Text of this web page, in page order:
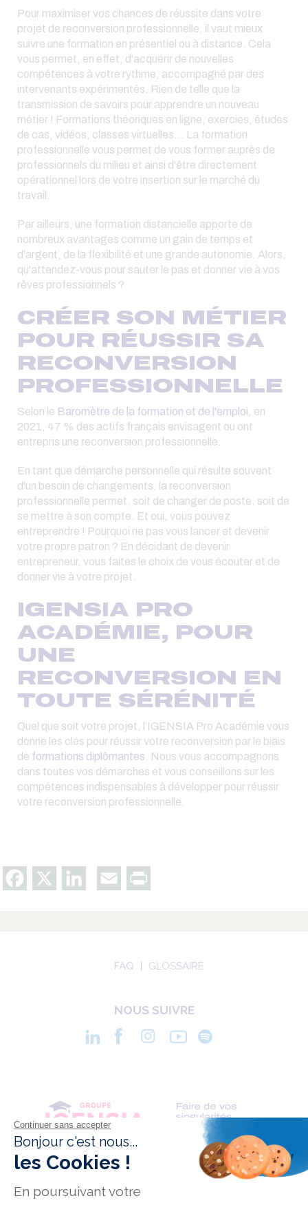
Pour maximiser vos chances de réussite dans votre
projet de reconversion professionnelle, il vaut mieux
suivre une formation en présentiel ou à distance. Cela
vous permet, en effet, d'acquérir de nouvelles
compétences à votre rythme, accompagné par des
intervenants expérimentés. Rien de telle que la
transmission de savoirs pour apprendre un nouveau
métier ! Formations théoriques en ligne, exercies, études
de cas, vidéos, classes virtuelles… La formation
professionnelle vous permet de vous former auprès de
professionnels du milieu et ainsi d'être directement
opérationnel lors de votre insertion sur le marché du
travail.
Par ailleurs, une formation distancielle apporte de
nombreux avantages comme un gain de temps et
d'argent, de la flexibilité et une grande autonomie. Alors,
qu'attendez-vous pour sauter le pas et donner vie à vos
rêves professionnels ?
CRÉER SON MÉTIER
POUR RÉUSSIR SA
RECONVERSION
PROFESSIONNELLE
Selon le Baromètre de la formation et de l'emploi, en
2021, 47 % des actifs français envisagent ou ont
entrepris une reconversion professionnelle.
En tant que démarche personnelle qui résulte souvent
d'un besoin de changements, la reconversion
professionnelle permet, soit de changer de poste, soit de
se mettre à son compte. Et oui, vous pouvez
entreprendre ! Pourquoi ne pas vous lancer et devenir
votre propre patron ? En décidant de devenir
entrepreneur, vous faites le choix de vous écouter et de
donner vie à votre projet.
IGENSIA PRO
ACADÉMIE, POUR
UNE
RECONVERSION EN
TOUTE SÉRÉNITÉ
Quel que soit votre projet, l’IGENSIA Pro Académie vous
donne les clés pour réussir votre reconversion par le biais
de formations diplômantes. Nous vous accompagnons
dans toutes vos démarches et vous conseillons sur les
compétences indispensables à développer pour réussir
votre reconversion professionnelle.
Facebook LinkedIn Email
FAQ GLOSSAIRE
NOUS SUIVRE